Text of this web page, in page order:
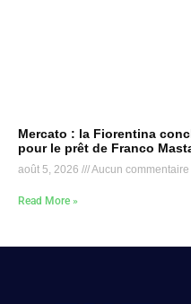
Mercato : la Fiorentina
pour le prêt de Franco
août 5, 2026 Aucun commentaire
Read More »